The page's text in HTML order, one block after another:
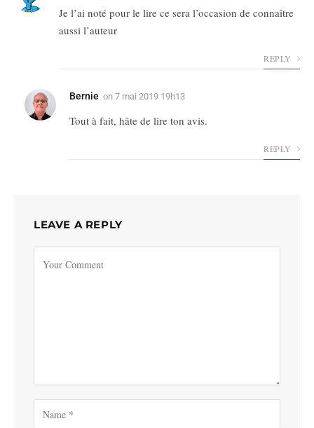
Je l’ai noté pour le lire ce sera l’occasion de connaître
aussi l’auteur
REPLY
Bernie on 7 mai 2019 19h13
Tout à fait, hâte de lire ton avis.
REPLY
LEAVE A REPLY